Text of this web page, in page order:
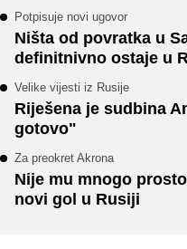
Potpisuje novi ugovor
Ništa od povratka u
definitnivno ostaje u
Velike vijesti iz Rusije
Riješena je sudbina
gotovo"
Za preokret Akrona
Nije mu mnogo
novi gol u Rusiji